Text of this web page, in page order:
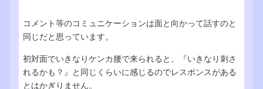
コメント等のコミュニケーションは面と向かって話すのと
同じだと思っています。
初対面でいきなりケンカ腰で来られると、『いきなり刺さ
れるかも？』と同じくらいに感じるのでレスポンスがある
とはかぎりません。